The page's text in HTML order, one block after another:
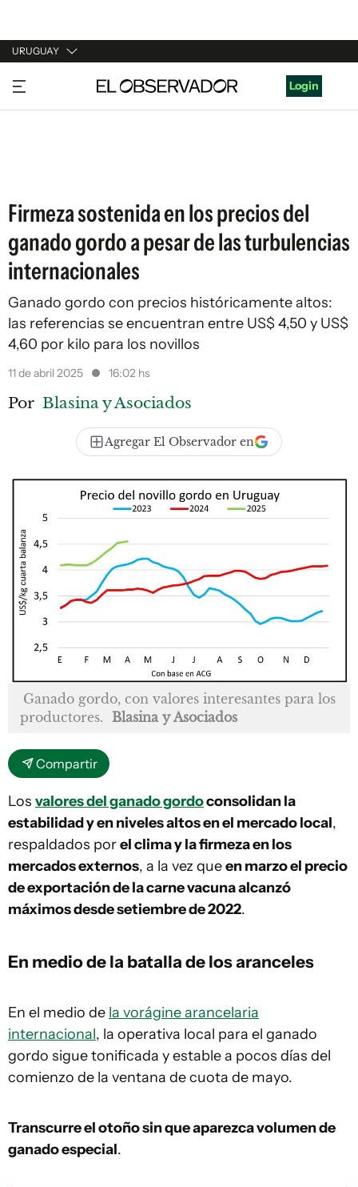
URUGUAY
URUGUAY
ARGENTINA
Login
Firmeza sostenida en los precios del
ganado gordo a pesar de las turbulencias
internacionales
Ganado gordo con precios históricamente altos:
las referencias se encuentran entre US$ 4,50 y US$
4,60 por kilo para los novillos
11 de abril 2025 16:02 hs
Por Blasina y Asociados
Agregar El Observador en
Ganado gordo, con valores interesantes para los
productores.
Blasina y Asociados
Compartir
Los valores del ganado gordoconsolidan la
estabilidad y en niveles altos en el mercado local,
respaldados porel clima y la firmeza en los
mercados externos, a la vez queen marzo el precio
de exportación de la carne vacuna alcanzó
máximos desde setiembre de 2022.
En medio de la batalla de los aranceles
En el medio de la vorágine arancelaria
internacional, la operativa local para el ganado
gordo sigue tonificada y estable a pocos días del
comienzo de la ventana de cuota de mayo.
Transcurre el otoño sin que aparezca volumen de
ganado especial.